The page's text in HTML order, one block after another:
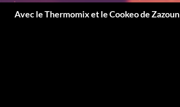
Avec le Thermomix et le Cookeo de Zazoun